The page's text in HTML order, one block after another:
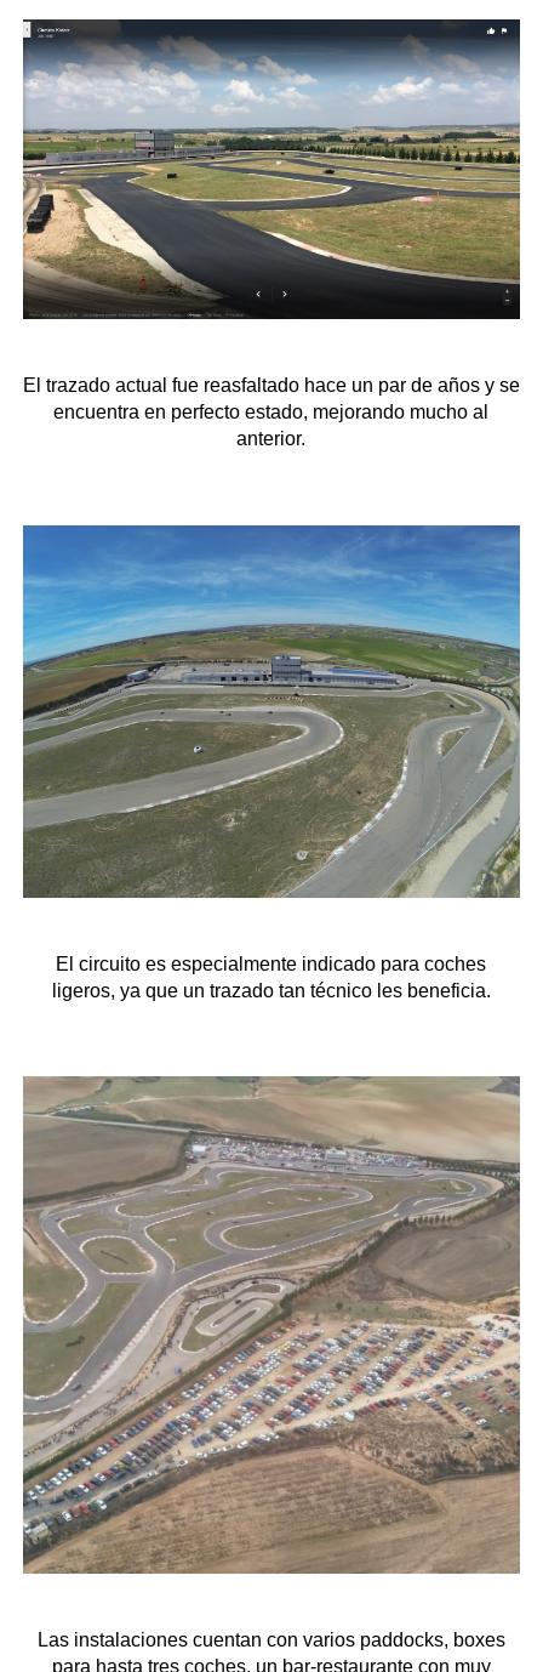
El trazado actual fue reasfaltado hace un par de años y se
encuentra en perfecto estado, mejorando mucho al
anterior.
El circuito es especialmente indicado para coches
ligeros, ya que un trazado tan técnico les beneficia.
Las instalaciones cuentan con varios paddocks, boxes
para hasta tres coches, un bar-restaurante con muy